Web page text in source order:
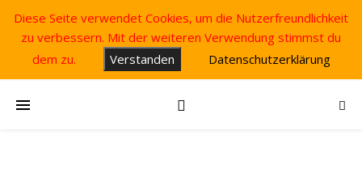
Diese Seite verwendet Cookies, um die Nutzerfreundlichkeit
zu verbessern. Mit der weiteren Verwendung stimmst du
dem zu.
Verstanden Datenschutzerklärung